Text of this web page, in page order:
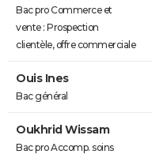
Bac pro Commerce et
vente : Prospection
clientèle, offre commerciale
Ouis Ines
Bac général
Oukhrid Wissam
Bac pro Accomp. soins